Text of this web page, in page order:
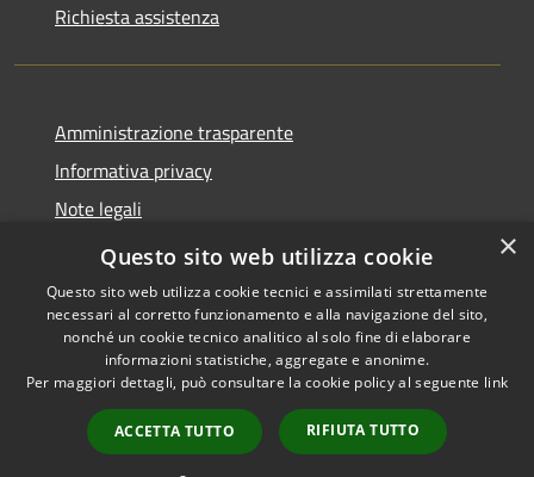
Richiesta assistenza
Amministrazione trasparente
Informativa privacy
Note legali
Dichiarazione di accessibilità
Accessibilità
Copyright © 2026 • Comune di
Castiglione della Pescaia •
Powered byMunicipium
Accesso redazione
×
Questo sito web utilizza cookie
Questo sito web utilizza cookie tecnici e assimilati strettamente
necessari al corretto funzionamento e alla navigazione del sito,
nonché un cookie tecnico analitico al solo fine di elaborare
informazioni statistiche, aggregate e anonime.
Per maggiori dettagli, può consultare la cookie policy al seguente link
ACCETTA TUTTO RIFIUTA TUTTO